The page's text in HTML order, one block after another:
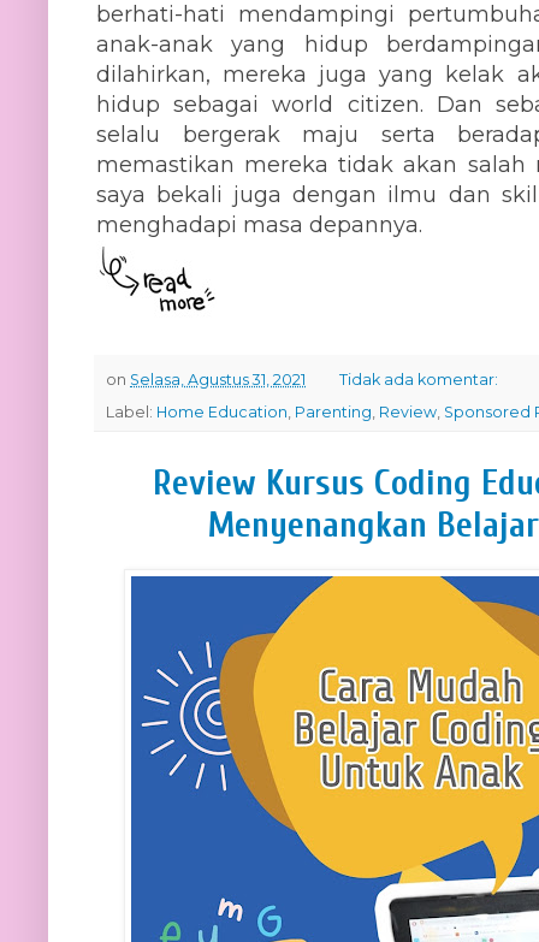
berhati-hati mendampingi
anak-anak yang hidup
dilahirkan, mereka juga yang kelak
hidup sebagai world citizen. Dan
selalu bergerak maju serta
memastikan mereka tidak akan salah
saya bekali juga dengan ilmu dan
menghadapi masa depannya.
on Selasa, Agustus 31, 2021
Tidak ada komentar:
Label: Home Education Parenting Review Sponsored
Review Kursus Coding
Menyenangkan